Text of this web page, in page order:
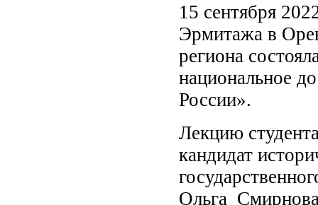
15 сентября
Эрмитажа в
региона
национальное
России».
Лекцию
кандидат
Ольга